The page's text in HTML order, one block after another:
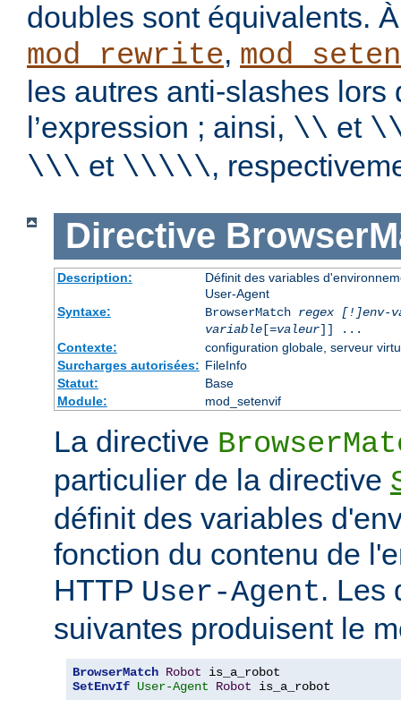
doubles sont équivalents.
mod_rewrite,
les autres anti-slashes lors
l’expression ; ainsi, \\ et
\\\ et \\\\\,
Directive
Description:
Définit des variables
User-Agent
Syntaxe:
BrowserMatch regex [!]env-
variable[=valeur]] ...
Contexte:
configuration globale, serveur
Surcharges autorisées: FileInfo
Statut:
Base
Module:
mod_setenvif
La directive
particulier de la directive
définit des variables
fonction du contenu de
HTTP User-Agent. Les
suivantes produisent le
BrowserMatch Robot
SetEnvIf User-Agent Robot is_a_robot